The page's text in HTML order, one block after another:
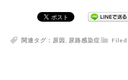
関連タグ： 原因 , 尿路感染症